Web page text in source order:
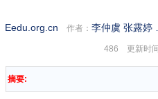
Eedu.org.cn 作者：李仲虞 张露婷
486 更新时
摘要: